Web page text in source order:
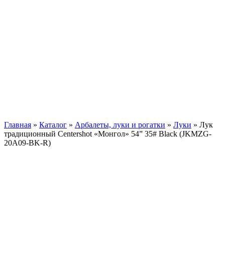
Главная » Каталог » Арбалеты, луки и рогатки » Луки » Лук
традиционный Centershot «Монгол» 54” 35# Black (JKMZG-
20A09-BK-R)